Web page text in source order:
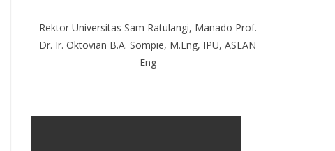
Rektor Universitas Sam Ratulangi, Manado Prof.
Dr. Ir. Oktovian B.A. Sompie, M.Eng, IPU, ASEAN
Eng